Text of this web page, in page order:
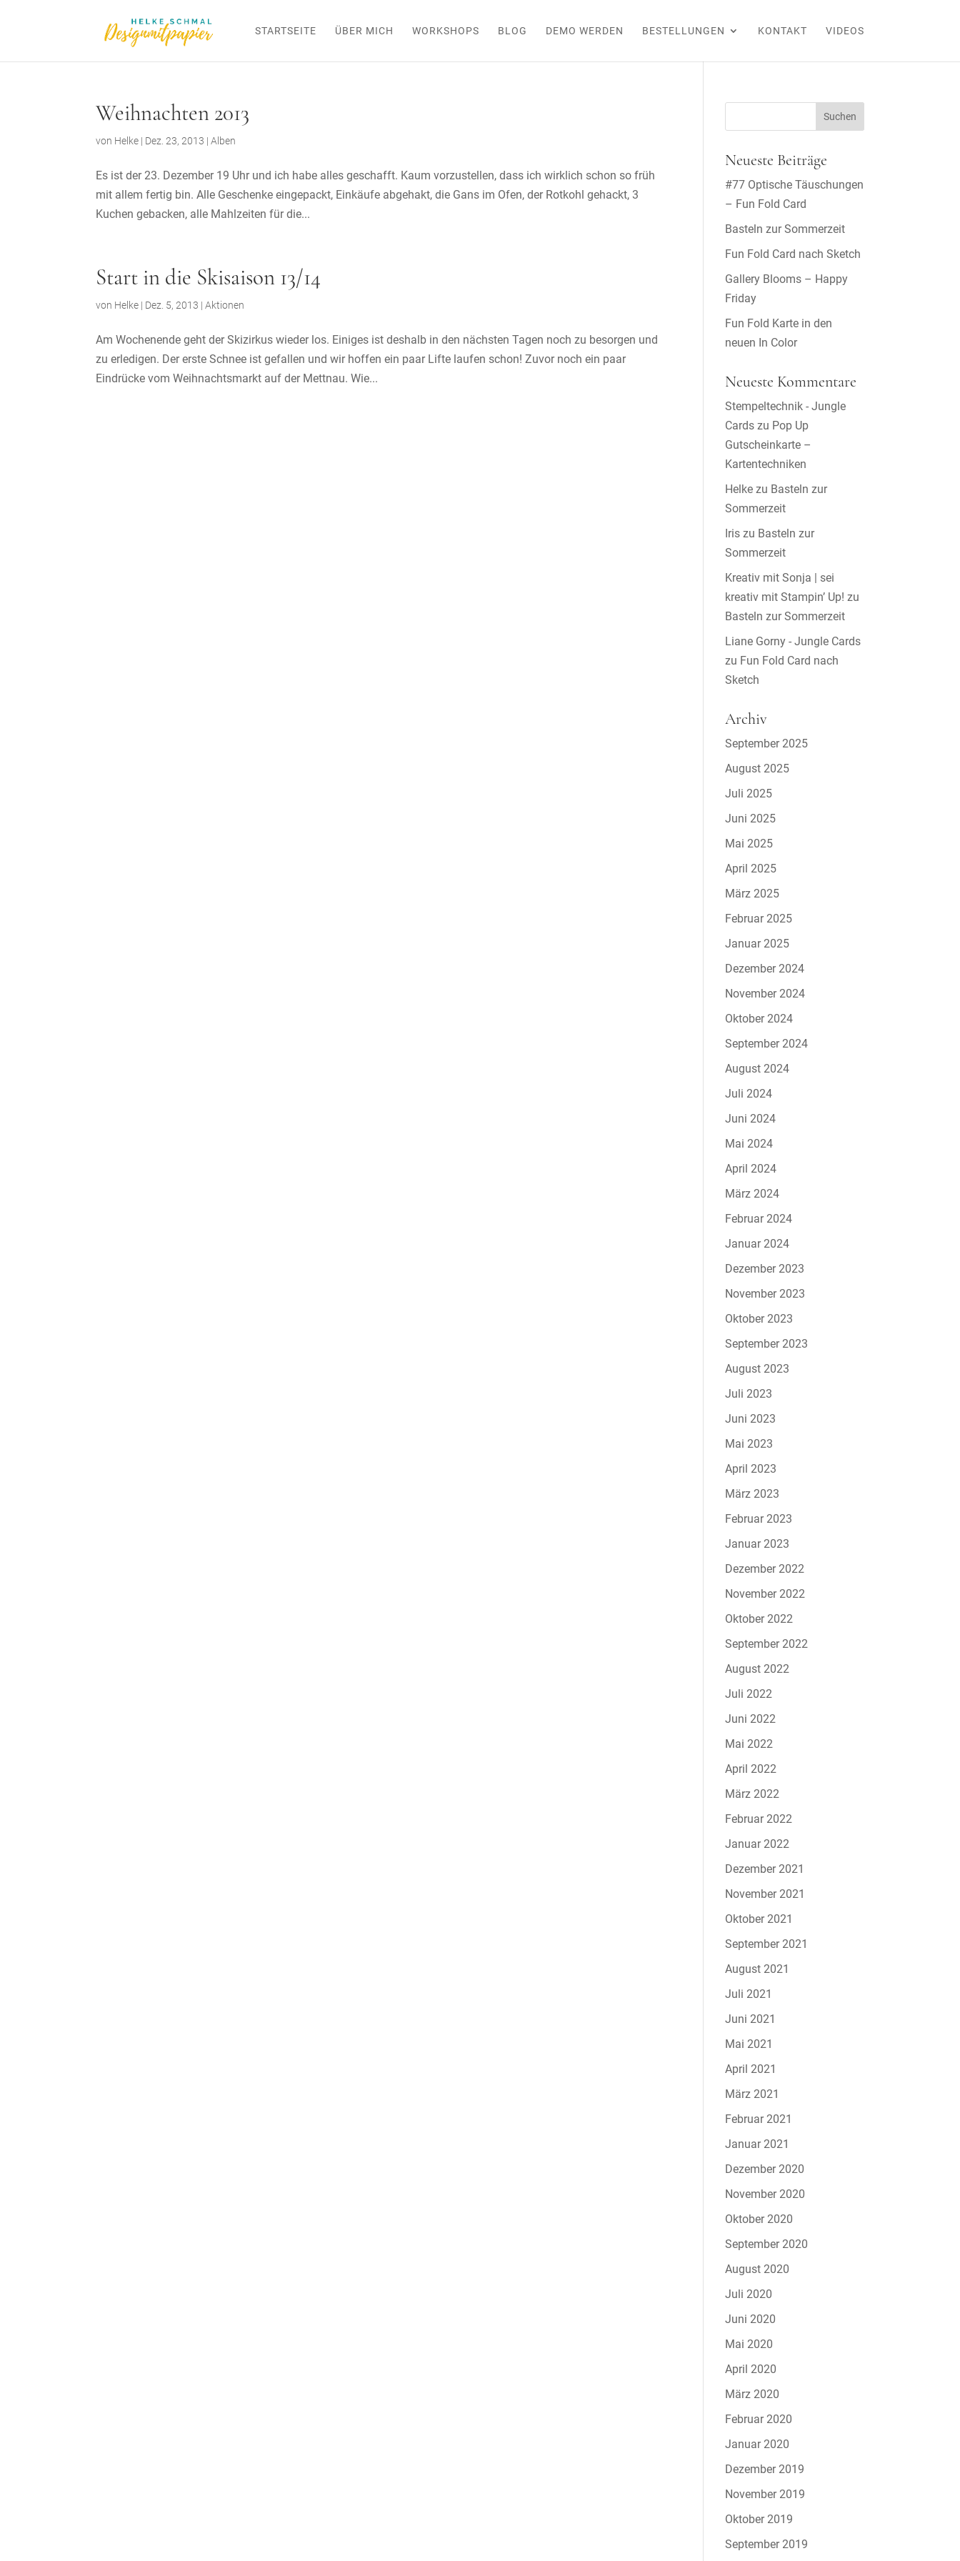
STARTSEITE ÜBER MICH WORKSHOPS BLOG DEMO WERDEN BESTELLUNGEN KONTAKT VIDEOS
Weihnachten 2013
von Helke | Dez. 23, 2013 |Alben
Es ist der 23. Dezember 19 Uhr und ich habe alles geschafft. Kaum vorzustellen, dass ich wirklich schon so früh
mit allem fertig bin. Alle Geschenke eingepackt, Einkäufe abgehakt, die Gans im Ofen, der Rotkohl gehackt, 3
Kuchen gebacken, alle Mahlzeiten für die...
Start in die Skisaison 13/14
von Helke | Dez. 5, 2013 |Aktionen
Am Wochenende geht der Skizirkus wieder los. Einiges ist deshalb in den nächsten Tagen noch zu besorgen und
zu erledigen. Der erste Schnee ist gefallen und wir hoffen ein paar Lifte laufen schon! Zuvor noch ein paar
Eindrücke vom Weihnachtsmarkt auf der Mettnau. Wie...
Neueste Beiträge
#77 Optische Täuschungen
– Fun Fold Card
Basteln zur Sommerzeit
Fun Fold Card nach Sketch
Gallery Blooms – Happy
Friday
Fun Fold Karte in den
neuen In Color
Neueste Kommentare
Stempeltechnik - Jungle
Cards zu Pop Up
Gutscheinkarte –
Kartentechniken
Helke zu Basteln zur
Sommerzeit
Iris zu Basteln zur
Sommerzeit
Kreativ mit Sonja | sei
kreativ mit Stampin’ Up! zu
Basteln zur Sommerzeit
Liane Gorny - Jungle Cards
zu Fun Fold Card nach
Sketch
Archiv
September 2025
August 2025
Juli 2025
Juni 2025
Mai 2025
April 2025
März 2025
Februar 2025
Januar 2025
Dezember 2024
November 2024
Oktober 2024
September 2024
August 2024
Juli 2024
Juni 2024
Mai 2024
April 2024
März 2024
Februar 2024
Januar 2024
Dezember 2023
November 2023
Oktober 2023
September 2023
August 2023
Juli 2023
Juni 2023
Mai 2023
April 2023
März 2023
Februar 2023
Januar 2023
Dezember 2022
November 2022
Oktober 2022
September 2022
August 2022
Juli 2022
Juni 2022
Mai 2022
April 2022
März 2022
Februar 2022
Januar 2022
Dezember 2021
November 2021
Oktober 2021
September 2021
August 2021
Juli 2021
Juni 2021
Mai 2021
April 2021
März 2021
Februar 2021
Januar 2021
Dezember 2020
November 2020
Oktober 2020
September 2020
August 2020
Juli 2020
Juni 2020
Mai 2020
April 2020
März 2020
Februar 2020
Januar 2020
Dezember 2019
November 2019
Oktober 2019
September 2019